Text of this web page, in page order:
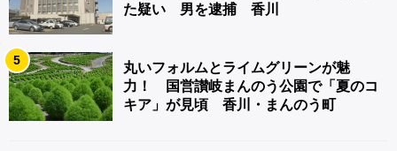
た疑い 男を逮捕 香川
5
丸いフォルムとライムグリーンが魅
力！ 国営讃岐まんのう公園で「夏のコ
キア」が見頃 香川・まんのう町